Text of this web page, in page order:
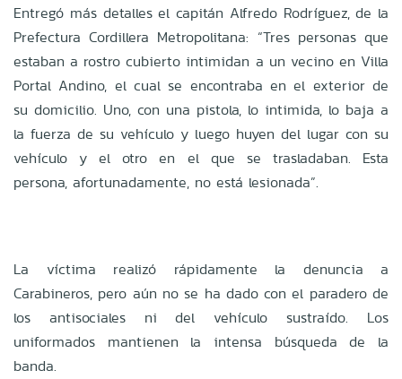
Entregó más detalles el capitán Alfredo Rodríguez, de la
Prefectura Cordillera Metropolitana: “Tres personas que
estaban a rostro cubierto intimidan a un vecino en Villa
Portal Andino, el cual se encontraba en el exterior de
su domicilio. Uno, con una pistola, lo intimida, lo baja a
la fuerza de su vehículo y luego huyen del lugar con su
vehículo y el otro en el que se trasladaban. Esta
persona, afortunadamente, no está lesionada”.
La víctima realizó rápidamente la denuncia a
Carabineros, pero aún no se ha dado con el paradero de
los antisociales ni del vehículo sustraído. Los
uniformados mantienen la intensa búsqueda de la
banda.